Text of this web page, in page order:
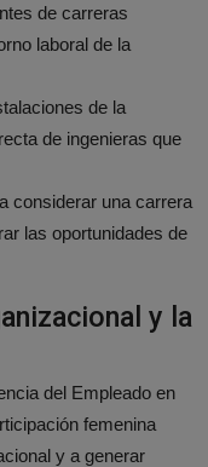
de carreras
laboral de la
de la
de ingenieras que
considerar una carrera
las oportunidades de
y la
del Empleado en
femenina
y a generar